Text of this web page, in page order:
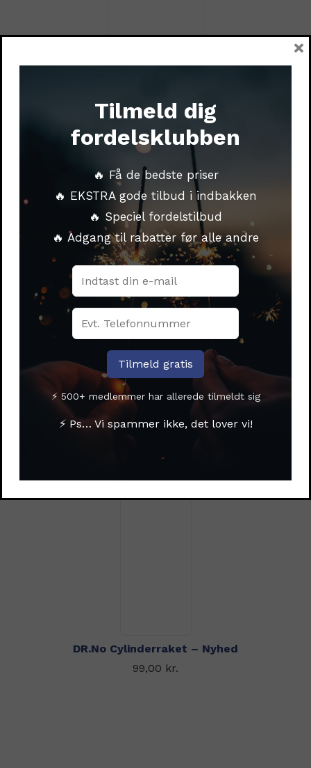
699,00kr. Den oprindelige pris
Den aktuelle pris er:
499,00 kr..
Dr.No Cylinderraket 3 stk.
297,00kr. Den oprindelige pris
Den aktuelle pris er:
199,00 kr..
DR.No Cylinderraket – Nyhed
99,00 kr.
Tilmeld dig
fordelsklubben
🔥 Få de bedste priser
🔥 EKSTRA gode tilbud i indbakken
🔥 Speciel fordelstilbud
🔥 Adgang til rabatter før alle andre
⚡ 500+ medlemmer har allerede tilmeldt sig
⚡ Ps… Vi spammer ikke, det lover vi!
×